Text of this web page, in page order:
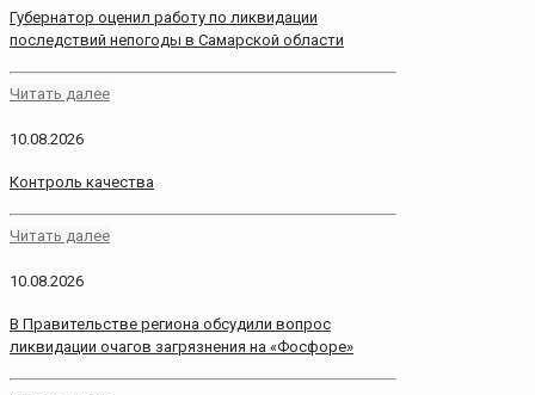
Губернатор оценил работу по ликвидации
последствий непогоды в Самарской области
Читать далее
10.08.2026
Контроль качества
Читать далее
10.08.2026
В Правительстве региона обсудили вопрос
ликвидации очагов загрязнения на «Фосфоре»